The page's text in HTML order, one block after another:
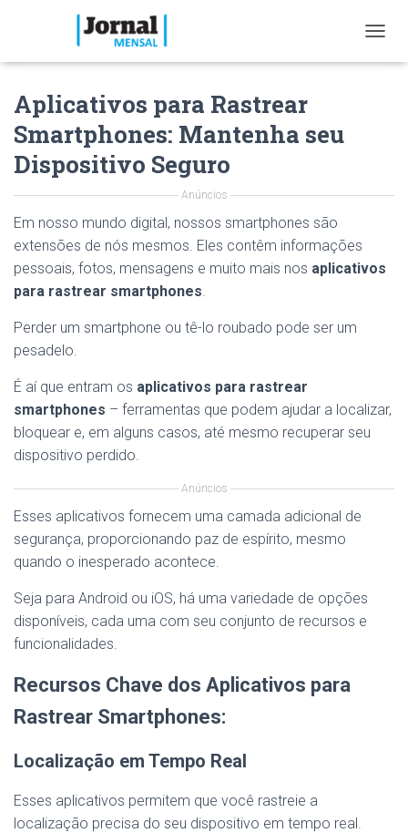
O
I
Aplicativos para Rastrear
Smartphones: Mantenha seu
Dispositivo Seguro
Anúncios
Em nosso mundo digital, nossos smartphones são
extensões de nós mesmos. Eles contêm informações
pessoais, fotos, mensagens e muito mais nos aplicativos
para rastrear smartphones.
Perder um smartphone ou tê-lo roubado pode ser um
pesadelo.
É aí que entram os aplicativos para rastrear
smartphones – ferramentas que podem ajudar a localizar,
bloquear e, em alguns casos, até mesmo recuperar seu
dispositivo perdido.
Anúncios
Esses aplicativos fornecem uma camada adicional de
segurança, proporcionando paz de espírito, mesmo
quando o inesperado acontece.
Seja para Android ou iOS, há uma variedade de opções
disponíveis, cada uma com seu conjunto de recursos e
funcionalidades.
Recursos Chave dos Aplicativos para
Rastrear Smartphones:
Localização em Tempo Real
Esses aplicativos permitem que você rastreie a
localização precisa do seu dispositivo em tempo real.